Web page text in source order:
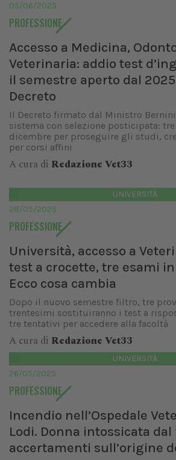
05/06/2025
PROFESSIONE
Accesso a Medicina,
Veterinaria: addio test
il semestre aperto dal
Decreto
Il Decreto firmato dal Ministro
sistema con selezione posticipata:
dicembre per proseguire gli studi,
per corsi affini
A cura di Redazione Vet33
UNIVERSITÀ
28/05/2025
PROFESSIONE
Università, accesso a
test a crocette, tre esami
Ecco cosa cambia
Dopo il nuovo semestre filtro, tre
trentesimi sostituiranno i test a
tre tentativi per accedere alla facoltà
A cura di Redazione Vet33
UNIVERSITÀ
26/05/2025
PROFESSIONE
Incendio nell’Ospedale
Lodi. Donna intossicata
accertamenti sull’origine